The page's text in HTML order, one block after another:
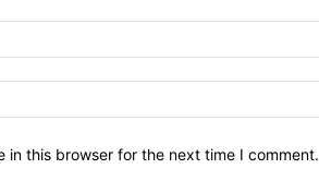
in this browser for the next time I comment.